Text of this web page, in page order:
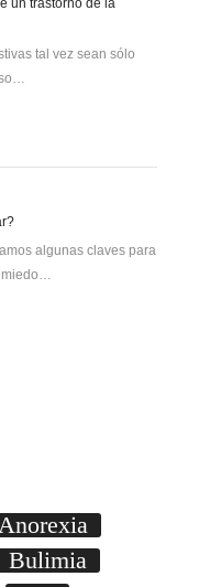
tal vez sean sólo
algunas claves para
Anorexia
Bulimia